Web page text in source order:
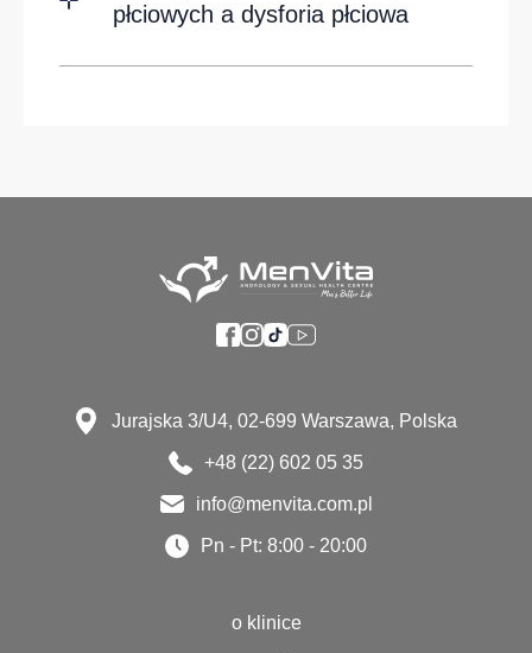
płciowych a dysforia płciowa
Jurajska 3/U4, 02-699 Warszawa, Polska
+48 (22) 602 05 35
info@menvita.com.pl
Pn - Pt: 8:00 - 20:00
o klinice